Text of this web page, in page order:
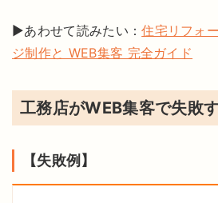
▶あわせて読みたい：住宅リフォ
ジ制作と WEB集客 完全ガイド
工務店がWEB集客で失敗
【失敗例】